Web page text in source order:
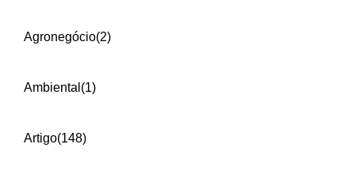
Agronegócio(2)
Ambiental (1)
Artigo(148)